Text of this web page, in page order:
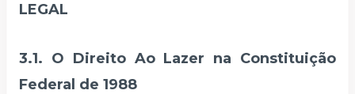
LEGAL
3.1. O Direito Ao Lazer na Constituição
Federal de 1988